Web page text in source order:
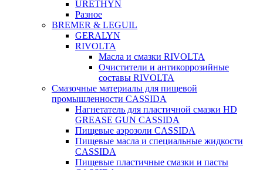
URETHYN
Разное
BREMER & LEGUIL
GERALYN
RIVOLTA
Масла и смазки RIVOLTA
Очистители и антикоррозийные
составы RIVOLTA
Смазочные материалы для пищевой
промышленности CASSIDA
Нагнетатель для пластичной смазки HD
GREASE GUN CASSIDA
Пищевые аэрозоли CASSIDA
Пищевые масла и специальные жидкости
CASSIDA
Пищевые пластичные смазки и пасты